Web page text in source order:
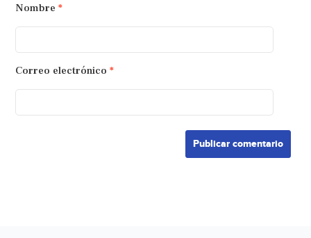
Nombre *
Correo electrónico *